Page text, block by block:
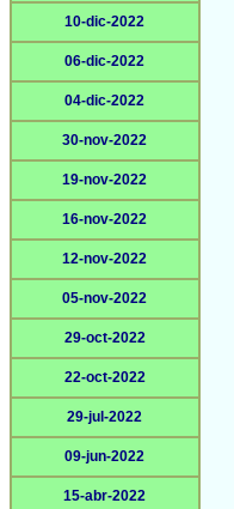
10-dic-2022
06-dic-2022
04-dic-2022
30-nov-2022
19-nov-2022
16-nov-2022
12-nov-2022
05-nov-2022
29-oct-2022
22-oct-2022
29-jul-2022
09-jun-2022
15-abr-2022